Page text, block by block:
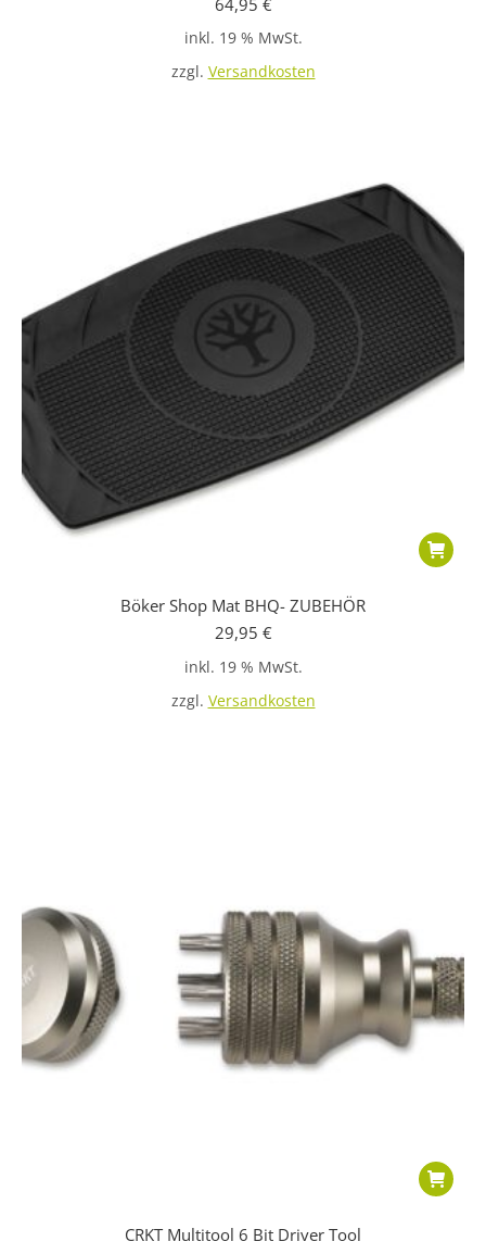
inkl. 19 % MwSt.
zzgl. Versandkosten
Böker Shop Mat BHQ- ZUBEHÖR
29,95 €
inkl. 19 % MwSt.
zzgl. Versandkosten
CRKT Multitool 6 Bit Driver Tool